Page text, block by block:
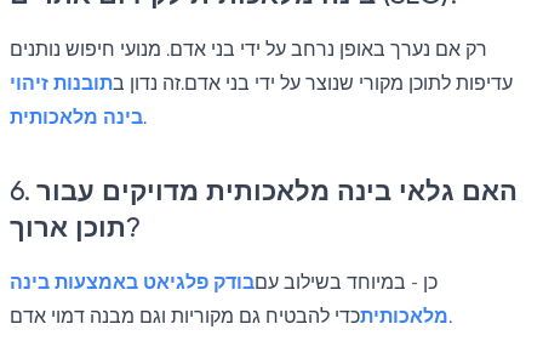
רק אם נערך באופן נרחב על ידי בני אדם. מנועי חיפוש נותנים
עדיפות לתוכן מקורי שנוצר על ידי בני אדם.זה נדון בתובנות זיהוי
בינה מלאכותית.
6. האם גלאי בינה מלאכותית מדויקים עבור
תוכן ארוך?
כן - במיוחד בשילוב עםבודק פלגיאט באמצעות בינה
מלאכותיתכדי להבטיח גם מקוריות וגם מבנה דמוי אדם.